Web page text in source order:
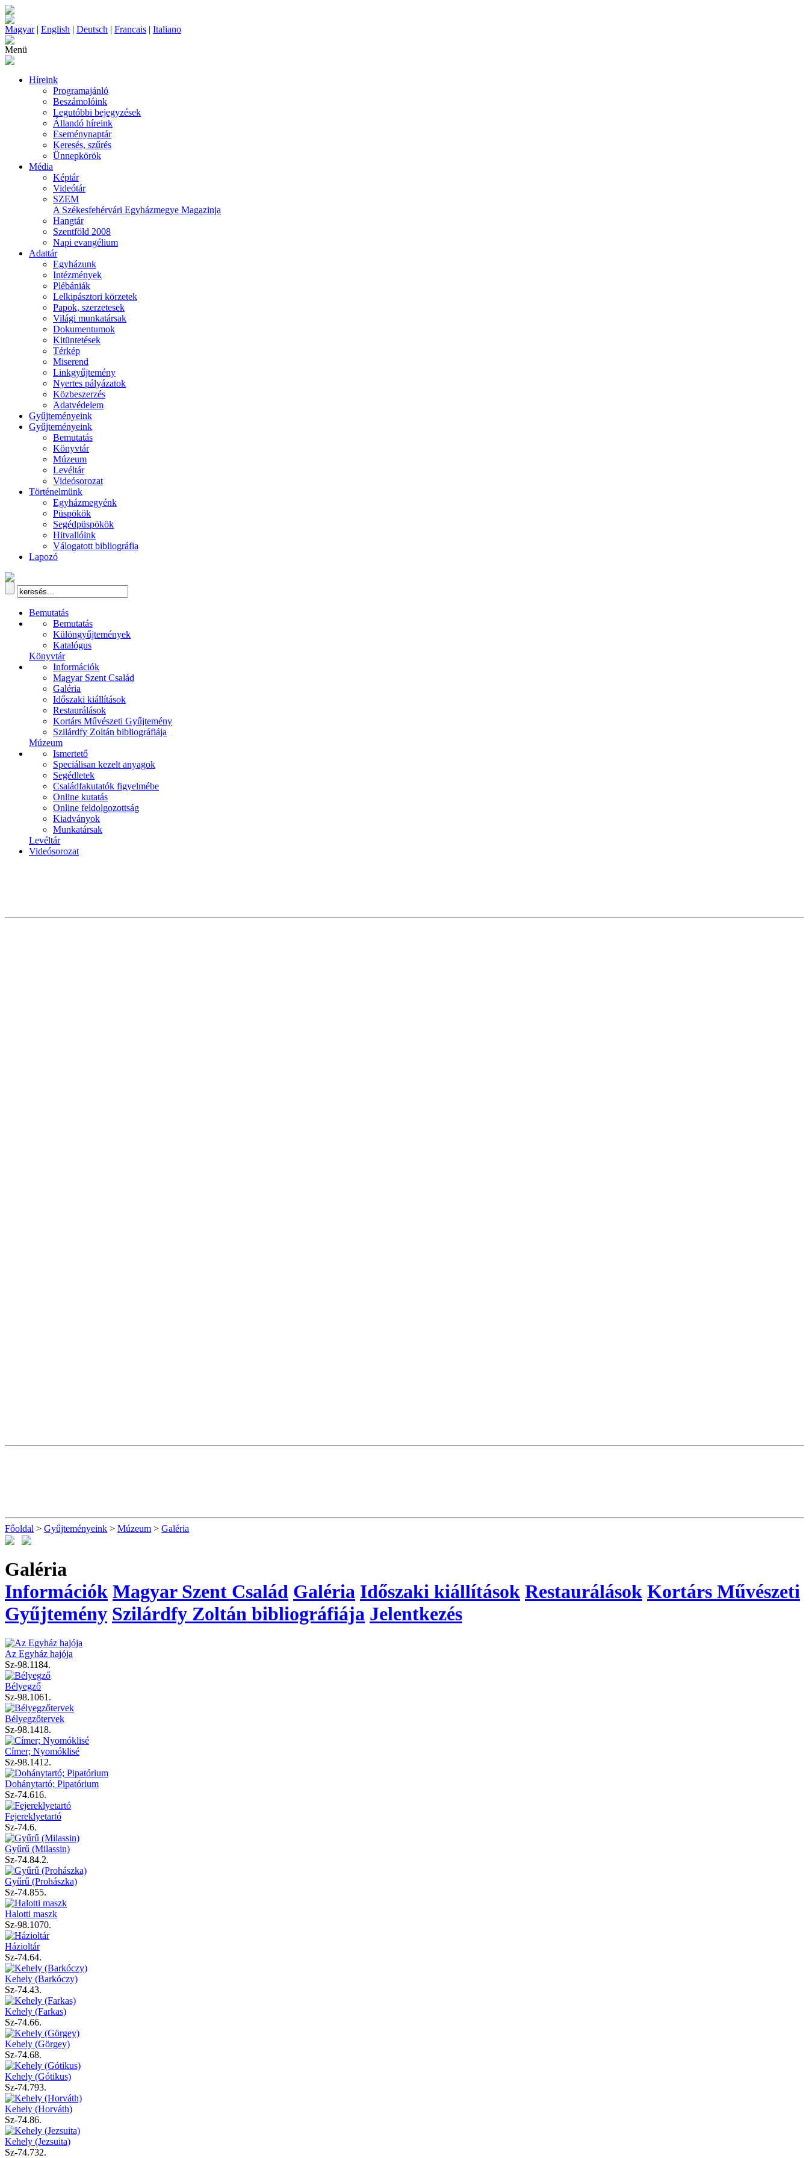
Magyar| English | Deutsch | Francais | Italiano
Menü
Híreink
Programajánló
Beszámolóink
Legutóbbi bejegyzések
Állandó híreink
Eseménynaptár
Keresés, szűrés
Ünnepkörök
Média
Képtár
Videótár
SZEM
A Székesfehérvári Egyházmegye Magazinja
Hangtár
Szentföld 2008
Napi evangélium
Adattár
Egyházunk
Intézmények
Plébániák
Lelkipásztori körzetek
Papok, szerzetesek
Világi munkatársak
Dokumentumok
Kitüntetések
Térkép
Miserend
Linkgyűjtemény
Nyertes pályázatok
Közbeszerzés
Adatvédelem
Gyűjteményeink
Gyűjteményeink
Bemutatás
Könyvtár
Múzeum
Levéltár
Videósorozat
Történelmünk
Egyházmegyénk
Püspökök
Segédpüspökök
Hitvallóink
Válogatott bibliográfia
Lapozó
Bemutatás
Bemutatás
Különgyűjtemények
Katalógus
Könyvtár
Információk
Magyar Szent Család
Galéria
Időszaki kiállítások
Restaurálások
Kortárs Művészeti Gyűjtemény
Szilárdfy Zoltán bibliográfiája
Múzeum
Ismertető
Speciálisan kezelt anyagok
Segédletek
Családfakutatók figyelmébe
Online kutatás
Online feldolgozottság
Kiadványok
Munkatársak
Levéltár
Videósorozat
Főoldal > Gyűjteményeink > Múzeum > Galéria
Galéria
Információk Magyar Szent Család Galéria Időszaki kiállítások Restaurálások Kortárs Művészeti
Gyűjtemény Szilárdfy Zoltán bibliográfiája Jelentkezés
Az Egyház hajója
Sz-98.1184.
Bélyegző
Sz-98.1061.
Bélyegzőtervek
Sz-98.1418.
Címer; Nyomóklisé
Sz-98.1412.
Dohánytartó; Pipatórium
Sz-74.616.
Fejereklyetartó
Sz-74.6.
Gyűrű (Milassin)
Sz-74.84.2.
Gyűrű (Prohászka)
Sz-74.855.
Halotti maszk
Sz-98.1070.
Házioltár
Sz-74.64.
Kehely (Barkóczy)
Sz-74.43.
Kehely (Farkas)
Sz-74.66.
Kehely (Görgey)
Sz-74.68.
Kehely (Gótikus)
Sz-74.793.
Kehely (Horváth)
Sz-74.86.
Kehely (Jezsuita)
Sz-74.732.